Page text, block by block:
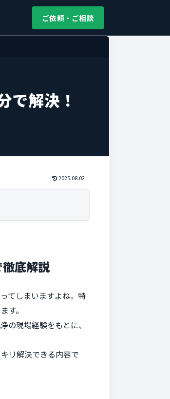
ご依頼・ご相談
で解決！
2025.08.02
底解説
てしまいますよね。特
す。
の現場経験をもとに、
リ解決できる内容で